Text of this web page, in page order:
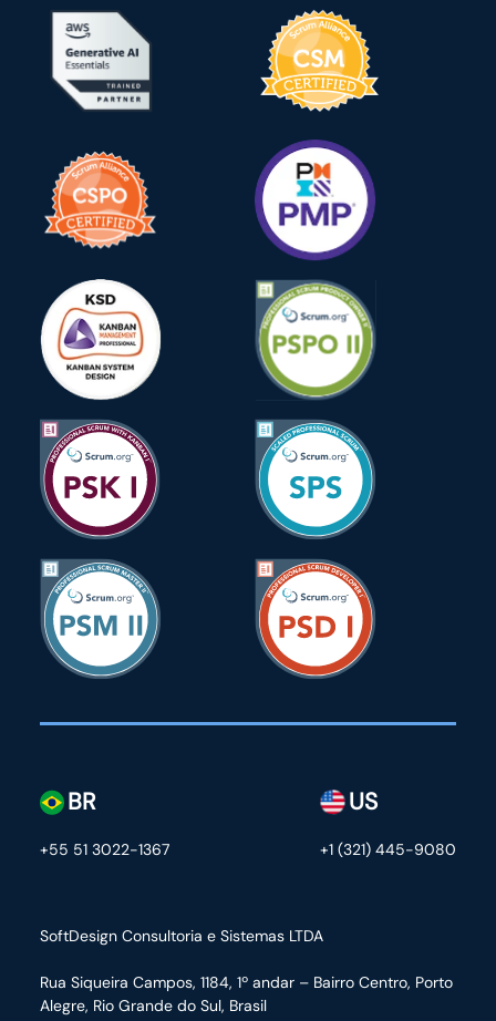
SoftDesign Consultoria e Sistemas LTDA
Rua Siqueira Campos, 1184, 1º andar – Bairro Centro, Porto
Alegre, Rio Grande do Sul, Brasil
BR
+55 51 3022-1367
US
+1 (321) 445-9080